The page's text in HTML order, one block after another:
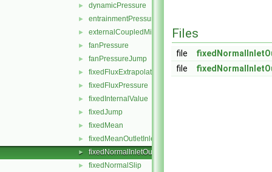
► dynamicPressure
► entrainmentPressure
► externalCoupledMixed
► fanPressure
► fanPressureJump
► fixedFluxExtrapolatedPressure
► fixedFluxPressure
► fixedInternalValue
► fixedJump
► fixedMean
► fixedMeanOutletInlet
► fixedNormalInletOutletVelocity
► fixedNormalSlip
Files
file
file